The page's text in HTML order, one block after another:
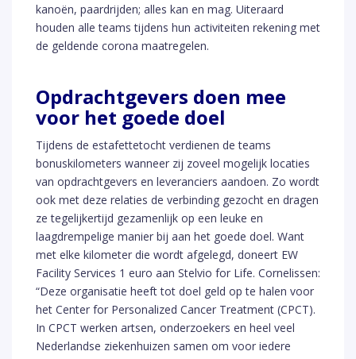
kanoën, paardrijden; alles kan en mag. Uiteraard
houden alle teams tijdens hun activiteiten rekening met
de geldende corona maatregelen.
Opdrachtgevers doen mee
voor het goede doel
Tijdens de estafettetocht verdienen de teams
bonuskilometers wanneer zij zoveel mogelijk locaties
van opdrachtgevers en leveranciers aandoen. Zo wordt
ook met deze relaties de verbinding gezocht en dragen
ze tegelijkertijd gezamenlijk op een leuke en
laagdrempelige manier bij aan het goede doel. Want
met elke kilometer die wordt afgelegd, doneert EW
Facility Services 1 euro aan Stelvio for Life. Cornelissen:
“Deze organisatie heeft tot doel geld op te halen voor
het Center for Personalized Cancer Treatment (CPCT).
In CPCT werken artsen, onderzoekers en heel veel
Nederlandse ziekenhuizen samen om voor iedere